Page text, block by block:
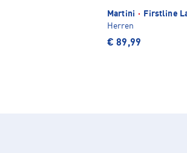
Martini ·
Firstline
Herren
€ 89,99